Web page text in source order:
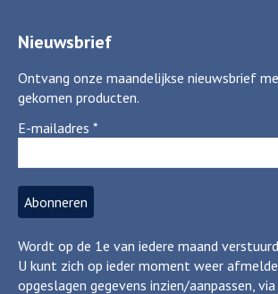
Nieuwsbrief
Ontvang onze maandelijkse nieuwsbrief
gekomen producten.
E-mailadres *
Wordt op de 1e van iedere maand
U kunt zich op ieder moment weer
opgeslagen gegevens inzien/aanpassen,